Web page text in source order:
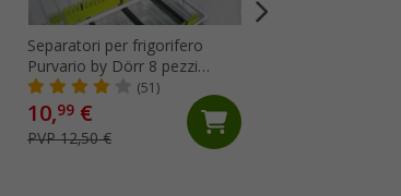
Separatori per frigorifero
Purvario by Dörr 8 pezzi
antracite / lime
(51)
10,99 €
PVP 12,50 €